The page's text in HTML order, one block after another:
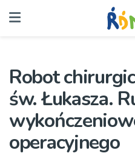
Robot
św. Łukasza.
operacyjnego